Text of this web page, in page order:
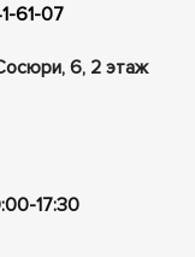
61-07
​​6, 2 этаж
17:30